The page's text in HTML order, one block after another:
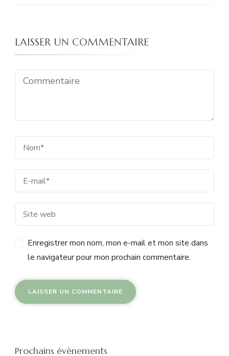
LAISSER UN COMMENTAIRE
Enregistrer mon nom, mon e-mail et mon site dans
le navigateur pour mon prochain commentaire.
Prochains évènements